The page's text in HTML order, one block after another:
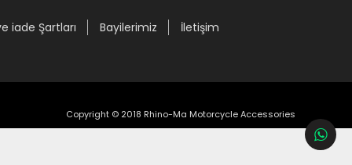
iade Şartları Bayilerimiz İletişim
Copyright © 2018 Rhino-Ma Motorcycle Accessories